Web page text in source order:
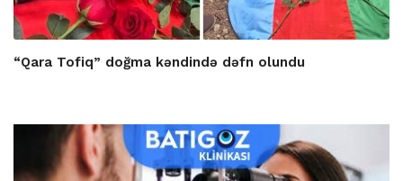
“Qara Tofiq” doğma kəndində dəfn olundu